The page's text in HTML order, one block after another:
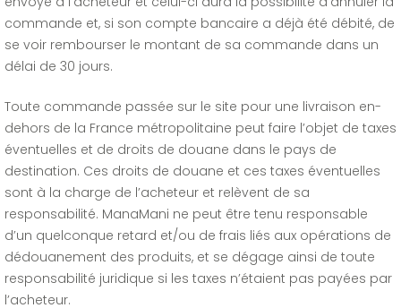
commande et, si son compte bancaire a déjà été débité, de
se voir rembourser le montant de sa commande dans un
délai de 30 jours.
Toute commande passée sur le site pour une livraison en-
dehors de la France métropolitaine peut faire l’objet de taxes
éventuelles et de droits de douane dans le pays de
destination. Ces droits de douane et ces taxes éventuelles
sont à la charge de l’acheteur et relèvent de sa
responsabilité. ManaMani ne peut être tenu responsable
d’un quelconque retard et/ou de frais liés aux opérations de
dédouanement des produits, et se dégage ainsi de toute
responsabilité juridique si les taxes n’étaient pas payées par
l’acheteur.